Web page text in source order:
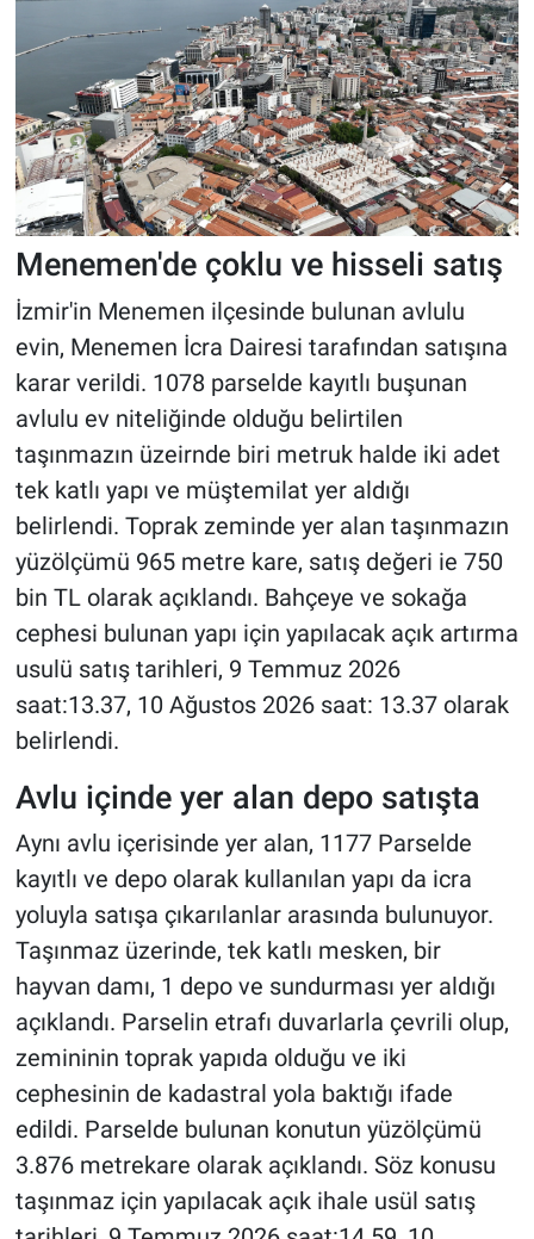
Menemen'de çoklu ve hisseli satış
İzmir'in Menemen ilçesinde bulunan avlulu
evin, Menemen İcra Dairesi tarafından satışına
karar verildi. 1078 parselde kayıtlı buşunan
avlulu ev niteliğinde olduğu belirtilen
taşınmazın üzeirnde biri metruk halde iki adet
tek katlı yapı ve müştemilat yer aldığı
belirlendi. Toprak zeminde yer alan taşınmazın
yüzölçümü 965 metre kare, satış değeri ie 750
bin TL olarak açıklandı. Bahçeye ve sokağa
cephesi bulunan yapı için yapılacak açık artırma
usulü satış tarihleri, 9 Temmuz 2026
saat:13.37, 10 Ağustos 2026 saat: 13.37 olarak
belirlendi.
Avlu içinde yer alan depo satışta
Aynı avlu içerisinde yer alan, 1177 Parselde
kayıtlı ve depo olarak kullanılan yapı da icra
yoluyla satışa çıkarılanlar arasında bulunuyor.
Taşınmaz üzerinde, tek katlı mesken, bir
hayvan damı, 1 depo ve sundurması yer aldığı
açıklandı. Parselin etrafı duvarlarla çevrili olup,
zemininin toprak yapıda olduğu ve iki
cephesinin de kadastral yola baktığı ifade
edildi. Parselde bulunan konutun yüzölçümü
3.876 metrekare olarak açıklandı. Söz konusu
taşınmaz için yapılacak açık ihale usül satış